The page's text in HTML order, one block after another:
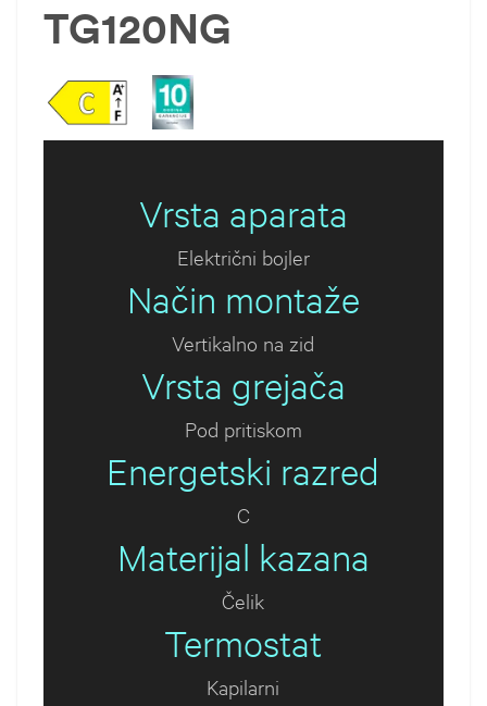
TG120NG
Vrsta aparata
Električni bojler
Način montaže
Vertikalno na zid
Vrsta grejača
Pod pritiskom
Energetski razred
C
Materijal kazana
Čelik
Termostat
Kapilarni